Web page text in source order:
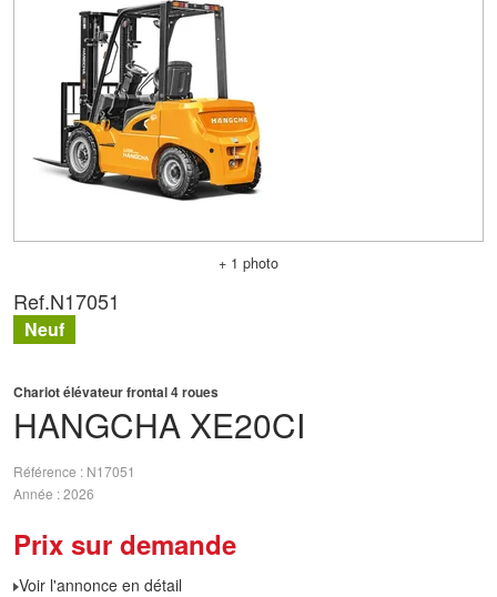
+ 1 photo
HANGCHA XE20CI
Chariot élévateur frontal 4 roues
Référence
N17051
Année 2026
Prix sur demande
Voir l'annonce en détail
Ref.N17051
Neuf